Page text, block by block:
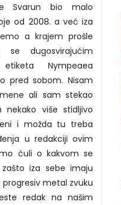
Svarun bio malo
od 2008. a već iza
a krajem prošle
dugosvirajućim
Nympeaea
pred sobom. Nisam
ali sam stekao
nekako više stidljivo
i možda tu treba
u redakciji ovim
čuli o kakvom se
iza sebe imaju
progresiv metal zvuku
redak na našim